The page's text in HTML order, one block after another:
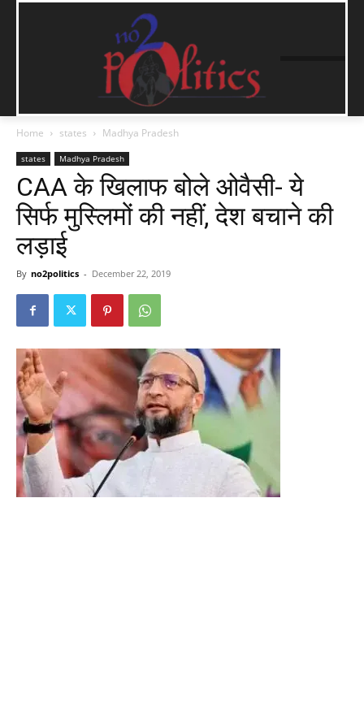
Home states Madhya Pradesh
states Madhya Pradesh
CAA के खिलाफ बोले ओवैसी- ये
सिर्फ मुस्लिमों की नहीं, देश बचाने की
लड़ाई
By no2politics - December 22, 2019